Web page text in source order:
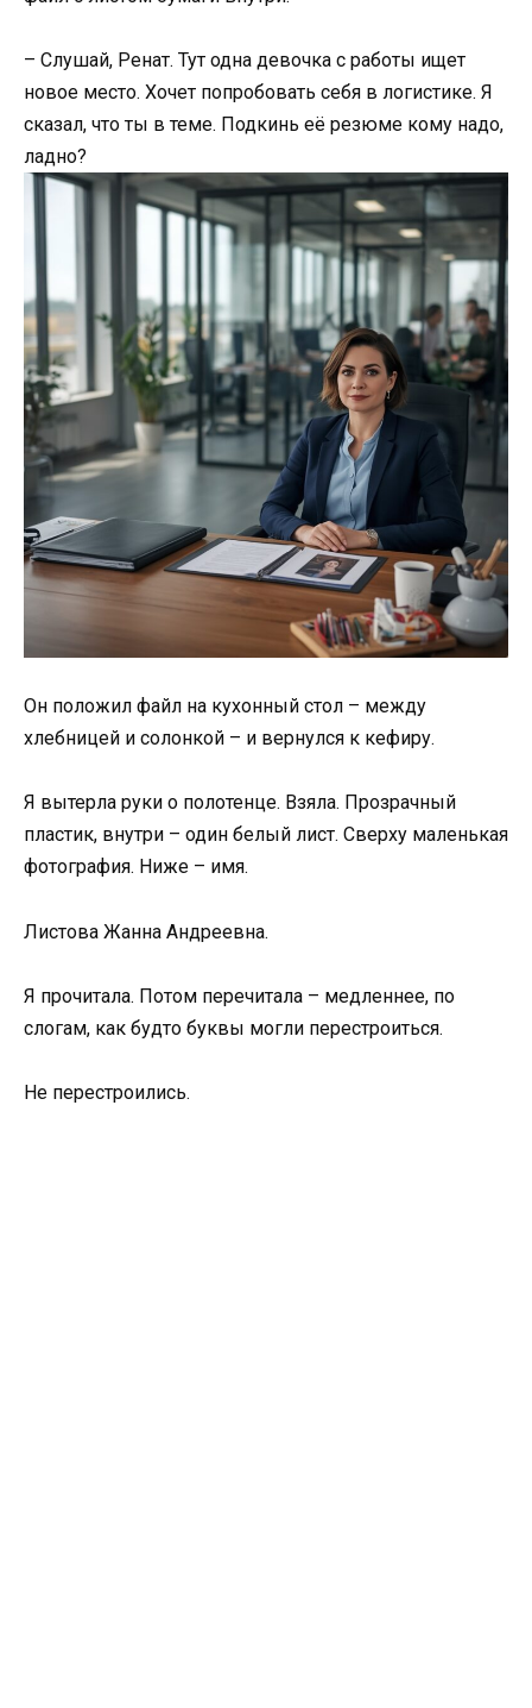
– Слушай, Ренат. Тут одна девочка с работы ищет
новое место. Хочет попробовать себя в логистике. Я
сказал, что ты в теме. Подкинь её резюме кому надо,
ладно?
Он положил файл на кухонный стол – между
хлебницей и солонкой – и вернулся к кефиру.
Я вытерла руки о полотенце. Взяла. Прозрачный
пластик, внутри – один белый лист. Сверху маленькая
фотография. Ниже – имя.
Листова Жанна Андреевна.
Я прочитала. Потом перечитала – медленнее, по
слогам, как будто буквы могли перестроиться.
Не перестроились.